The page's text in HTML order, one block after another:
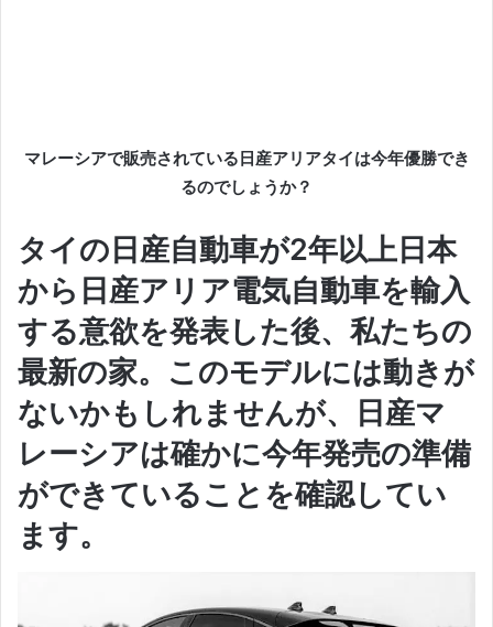
マレーシアで販売されている日産アリアタイは今年優勝でき
るのでしょうか？
タイの日産自動車が2年以上日本
から日産アリア電気自動車を輸入
する意欲を発表した後、私たちの
最新の家。 このモデルには動きが
ないかもしれませんが、日産マ
レーシアは確かに今年発売の準備
ができていることを確認してい
ます。